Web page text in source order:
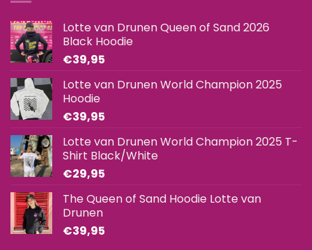
Lotte van Drunen Queen of Sand 2026
Black Hoodie
€39,95
Lotte van Drunen World Champion 2025
Hoodie
€39,95
Lotte van Drunen World Champion 2025 T-
Shirt Black/White
€29,95
The Queen of Sand Hoodie Lotte van
Drunen
€39,95